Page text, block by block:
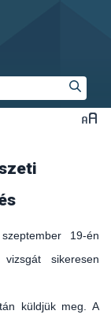
19-én
sikeresen
küldjük meg. A